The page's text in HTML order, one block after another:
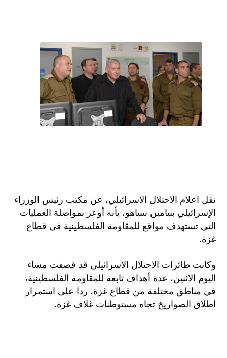
نقل اعلام الاحتلال الاسرائيلي، عن مكتب رئيس الوزراء
الإسرائيلي بنيامين نتنياهو، بأنه أوعز بمواصلة العمليات
التي تستهدف مواقع للمقاومة الفلسطينية في قطاع
غزة.
وكانت طائرات الاحتلال الاسرائيلي قد قصفت مساء
اليوم الاثنين، عدة أهداف تابعة للمقاومة الفلسطينية،
في مناطق مختلفة من قطاع غزة، ردا على استمرار
اطلاق الصواريخ تجاه مستوطنات غلاف غزة.